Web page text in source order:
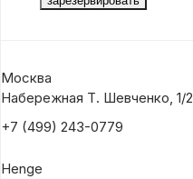
Москва
Набережная Т. Шевченко, 1/2
+7 (499) 243-0779
Henge